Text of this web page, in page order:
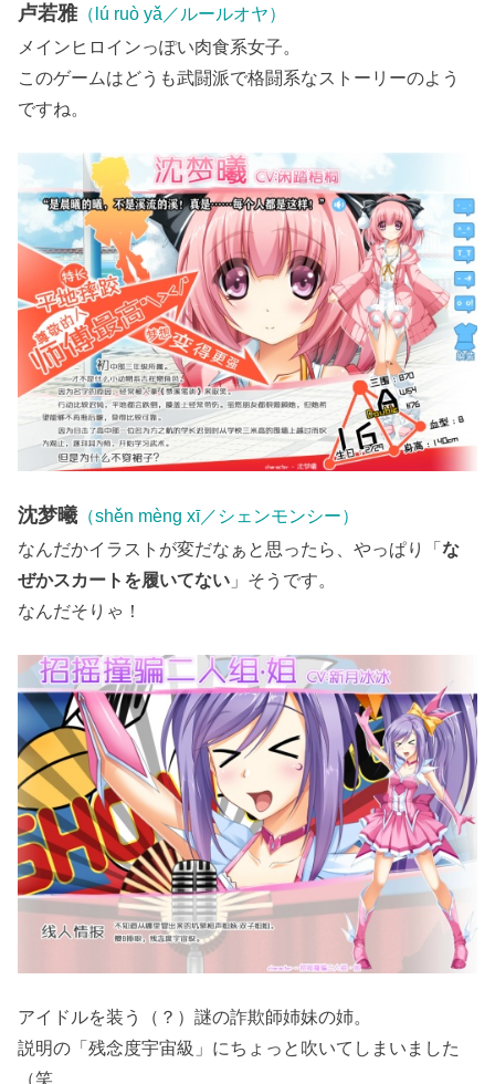
卢若雅（lú ruò yǎ／ルールオヤ）
メインヒロインっぽい肉食系女子。
このゲームはどうも武闘派で格闘系なストーリーのよう
ですね。
沈梦曦 （shěn mèng xī／シェンモンシー）
なんだかイラストが変だなぁと思ったら、やっぱり「な
ぜかスカートを履いてない 」そうです。
なんだそりゃ！
アイドルを装う（？）謎の詐欺師姉妹の姉。
説明の「残念度宇宙級」にちょっと吹いてしまいました
（笑